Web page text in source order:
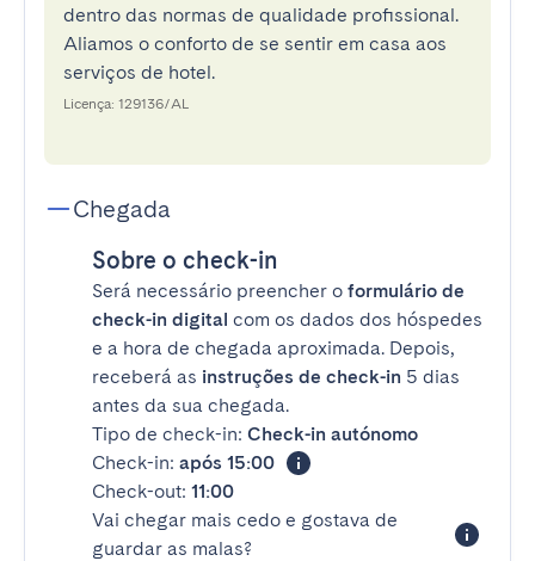
dentro das normas de qualidade profissional.
Aliamos o conforto de se sentir em casa aos
serviços de hotel.
Licença: 129136/AL
Chegada
Sobre o check-in
Será necessário preencher o formulário de
check-in digital com os dados dos hóspedes
e a hora de chegada aproximada. Depois,
receberá as instruções de check-in 5 dias
antes da sua chegada.
Tipo de check-in: Check-in autónomo
Check-in: após 15:00
Check-out: 11:00
Vai chegar mais cedo e gostava de
guardar as malas?